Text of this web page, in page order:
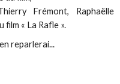
Frémont, Raphaëlle
« La Rafle ».
reparlerai...